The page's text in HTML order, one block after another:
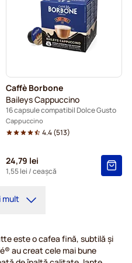
Caffè Borbone
Baileys Cappuccino
16 capsule compatibil Dolce Gusto
Cappuccino
4.4(513)
24,79 lei
1,55 lei / ceașcă
mult
este o cafea fină, subtilă și
au creat cele mai bune